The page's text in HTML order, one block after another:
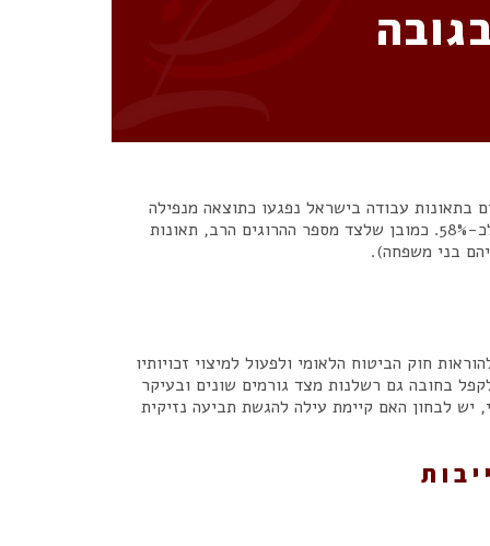
ספק מכת מדינה. על פי נתונים רשמיים, כ-40% מההרוגים בתאונות עבודה בישראל נפגעו כתוצאה מנפילה
מגובה, ובענפי הבנייה והבנייה ההנדסית שיעורם בתאונות קטלניות מגיע כבר לכ-58%. כמובן שלצד מספר ההרוגים הרב, תאונות
בני משפחה).
חוק הביטוח הלאומי ולפעול למיצוי זכויותיו
בחובה גם רשלנות מצד גורמים שונים ובעיקר
יש לבחון האם קיימת עילה להגשת תביעה נזיקית